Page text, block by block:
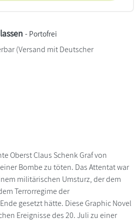
- Portofrei
(Versand mit Deutscher
Oberst Claus Schenk Graf von
Bombe zu töten. Das Attentat war
militärischen Umsturz, der dem
Terrorregime der
gesetzt hätte. Diese Graphic Novel
Ereignisse des 20. Juli zu einer